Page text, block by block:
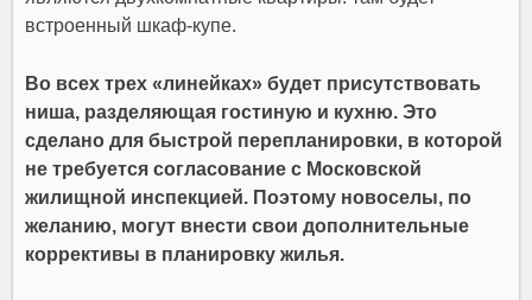
встроенный шкаф-купе.
Во всех трех «линейках» будет присутствовать
ниша, разделяющая гостиную и кухню. Это
сделано для быстрой перепланировки, в которой
не требуется согласование с Московской
жилищной инспекцией. Поэтому новоселы, по
желанию, могут внести свои дополнительные
коррективы в планировку жилья.